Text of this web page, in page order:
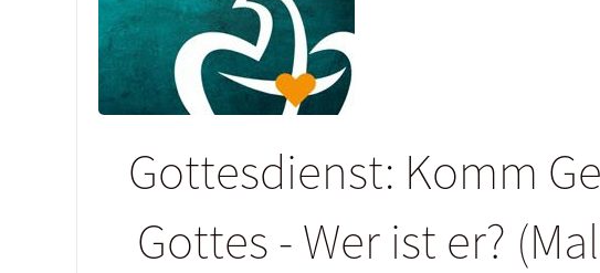
Gottesdienst: Komm
Gottes - Wer ist er?